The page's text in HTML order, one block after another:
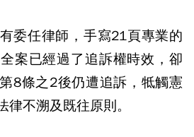
委任律師，手寫21頁專業的
案已經過了追訴權時效，卻
8條之2後仍遭追訴，牴觸憲
不溯及既往原則。